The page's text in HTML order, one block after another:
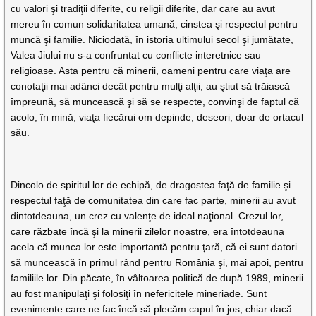
cu valori şi tradiţii diferite, cu religii diferite, dar care au avut
mereu în comun solidaritatea umană, cinstea şi respectul pentru
muncă şi familie. Niciodată, în istoria ultimului secol şi jumătate,
Valea Jiului nu s-a confruntat cu conflicte interetnice sau
religioase. Asta pentru că minerii, oameni pentru care viaţa are
conotaţii mai adânci decât pentru mulţi alţii, au ştiut să trăiască
împreună, să muncească şi să se respecte, convinşi de faptul că
acolo, în mină, viaţa fiecărui om depinde, deseori, doar de ortacul
său.
Dincolo de spiritul lor de echipă, de dragostea faţă de familie şi
respectul faţă de comunitatea din care fac parte, minerii au avut
dintotdeauna, un crez cu valenţe de ideal naţional. Crezul lor,
care răzbate încă şi la minerii zilelor noastre, era întotdeauna
acela că munca lor este importantă pentru ţară, că ei sunt datori
să muncească în primul rând pentru România şi, mai apoi, pentru
familiile lor. Din păcate, în vâltoarea politică de după 1989, minerii
au fost manipulaţi şi folosiţi în nefericitele mineriade. Sunt
evenimente care ne fac încă să plecăm capul în jos, chiar dacă